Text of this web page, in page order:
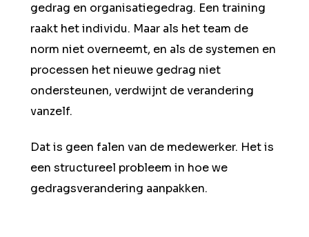
gedrag en organisatiegedrag. Een training
raakt het individu. Maar als het team de
norm niet overneemt, en als de systemen en
processen het nieuwe gedrag niet
ondersteunen, verdwijnt de verandering
vanzelf.
Dat is geen falen van de medewerker. Het is
een structureel probleem in hoe we
gedragsverandering aanpakken.